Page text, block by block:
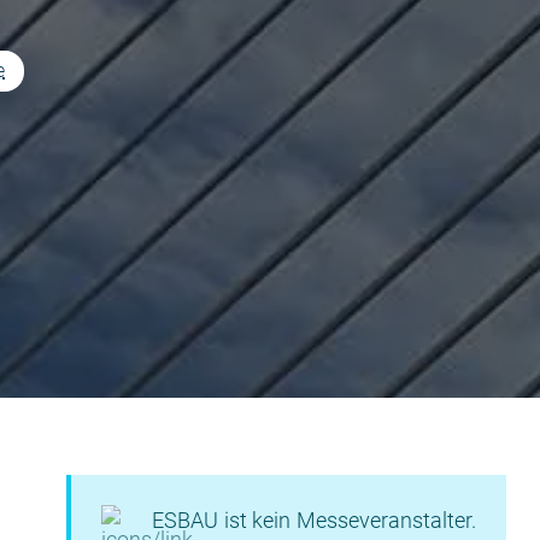
ESBAU ist kein Messeveranstalter.